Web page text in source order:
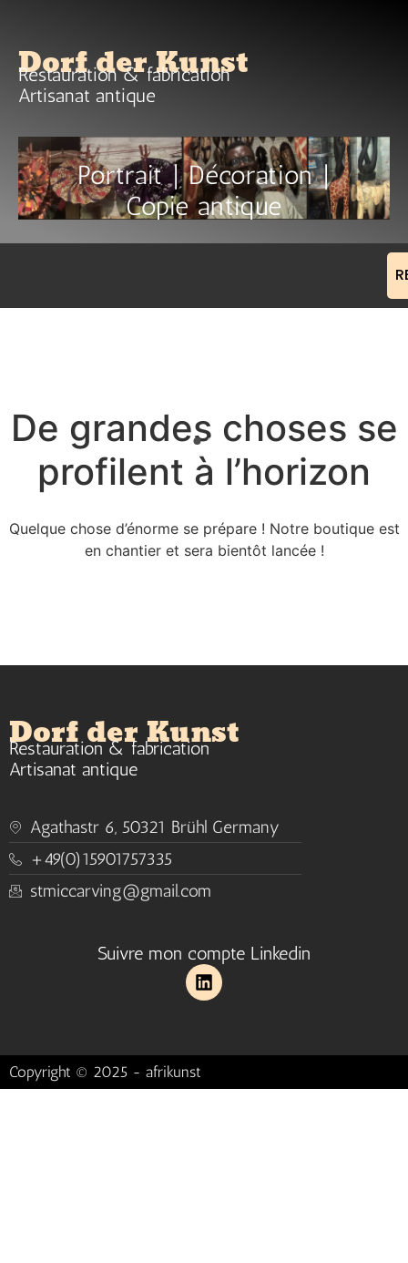
Dorf der Kunst
Restauration & fabrication
Artisanat antique
Portrait | Décoration |
Copie antique
De grandes choses se
profilent à l’horizon
Quelque chose d’énorme se prépare ! Notre boutique est
en chantier et sera bientôt lancée !
Dorf der Kunst
Restauration & fabrication
Artisanat antique
Agathastr 6, 50321 Brühl Germany
+49(0)15901757335
stmiccarving@gmail.com
Suivre mon compte Linkedin
Copyright © 2025 - afrikunst